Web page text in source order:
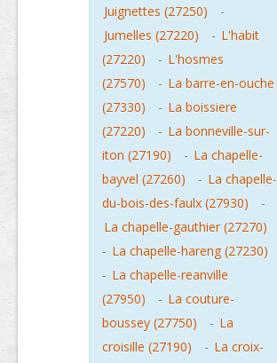
Juignettes (27250)
-
Jumelles (27220)
- L'habit
(27220)
- L'hosmes
(27570)
- La barre-en-ouche
(27330)
- La boissiere
(27220)
- La bonneville-sur-
iton (27190)
- La chapelle-
bayvel (27260)
- La chapelle-
du-bois-des-faulx (27930)
-
La chapelle-gauthier (27270)
- La chapelle-hareng (27230)
- La chapelle-reanville
(27950)
- La couture-
boussey (27750)
- La
croisille (27190)
- La croix-